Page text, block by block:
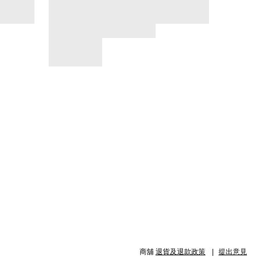
商舖 退貨及退款政策 提出意見